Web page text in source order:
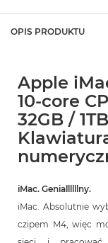
OPIS PRODUKTU
Apple
10-core
32GB /
iMac. Geniallllllny.
iMac. Absolutnie
czipem M4, więc